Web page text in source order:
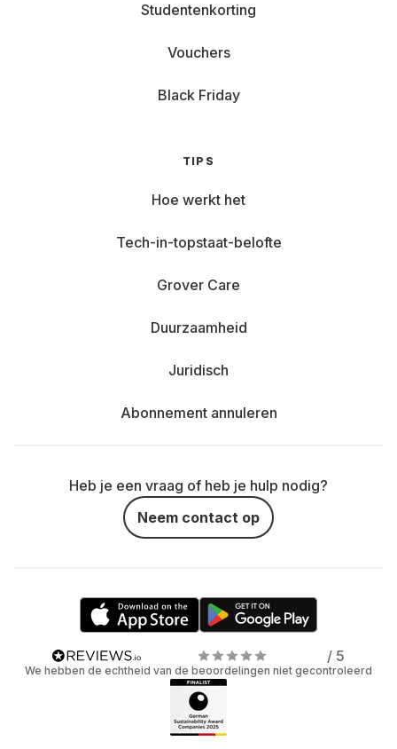
Studentenkorting
Vouchers
Black Friday
TIPS
Hoe werkt het
Tech-in-topstaat-belofte
Grover Care
Duurzaamheid
Juridisch
Abonnement annuleren
Heb je een vraag of heb je hulp nodig?
Neem contact op
/ 5
We hebben de echtheid van de beoordelingen niet gecontroleerd